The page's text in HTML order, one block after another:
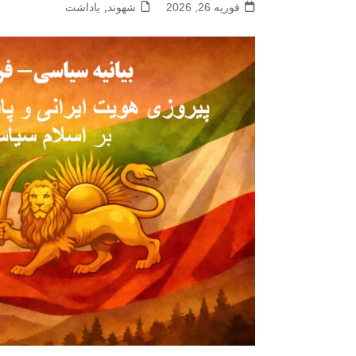
فوریه 26, 2026 شهوند یاداشت